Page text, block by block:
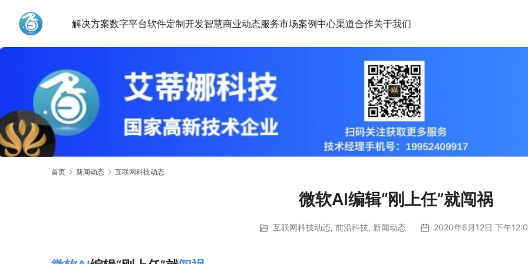
解决方案数字平台软件定制开发智慧商业动态服务市场案例中心渠道合作关于我们
首页 新闻动态 互联网科技动态
微软AI编辑“刚上任”就闯祸
互联网科技动态, 前沿科技, 新闻动态 2020年6月12日 下午